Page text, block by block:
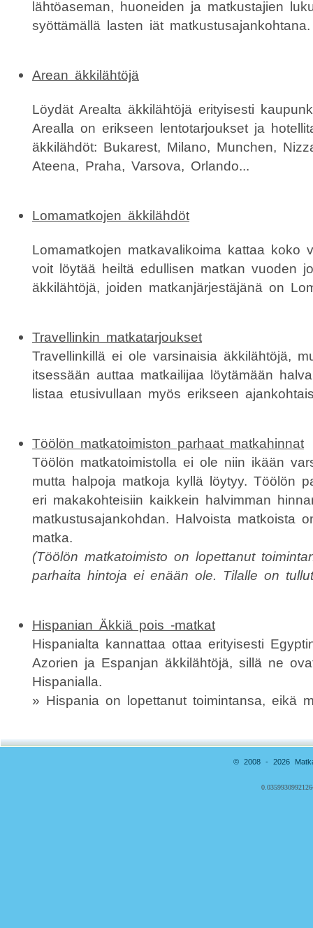
lähtöaseman, huoneiden ja matkustajien
syöttämällä lasten iät matkustusajankohtana.
Arean äkkilähtöjä
Löydät Arealta äkkilähtöjä erityisesti
Arealla on erikseen lentotarjoukset ja
äkkilähdöt: Bukarest, Milano, Munchen,
Ateena, Praha, Varsova, Orlando...
Lomamatkojen äkkilähdöt
Lomamatkojen matkavalikoima kattaa koko
voit löytää heiltä edullisen matkan vuoden
äkkilähtöjä, joiden matkanjärjestäjänä on
Travellinkin matkatarjoukset
Travellinkillä ei ole varsinaisia äkkilähtöjä,
itsessään auttaa matkailijaa löytämään
listaa etusivullaan myös erikseen
Töölön matkatoimiston parhaat matkahinnat
Töölön matkatoimistolla ei ole niin ikään
mutta halpoja matkoja kyllä löytyy. Töölön
eri makakohteisiin kaikkein halvimman
matkustusajankohdan. Halvoista matkoista
matka.
(Töölön matkatoimisto on lopettanut
parhaita hintoja ei enään ole. Tilalle on
Hispanian Äkkiä pois -matkat
Hispanialta kannattaa ottaa erityisesti
Azorien ja Espanjan äkkilähtöjä, sillä ne
Hispanialla.
» Hispania on lopettanut toimintansa, eikä
© 2008 - 2026